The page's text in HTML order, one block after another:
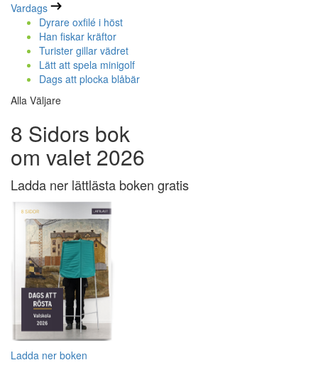
Vardags
Dyrare oxfilé i höst
Han fiskar kräftor
Turister gillar vädret
Lätt att spela minigolf
Dags att plocka blåbär
Alla Väljare
8 Sidors bok
om valet 2026
Ladda ner lättlästa boken gratis
Ladda ner boken